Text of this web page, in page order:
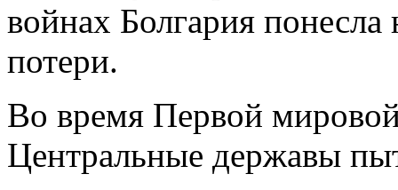
войнах Болгария
потери.
Во время Первой
Центральные державы